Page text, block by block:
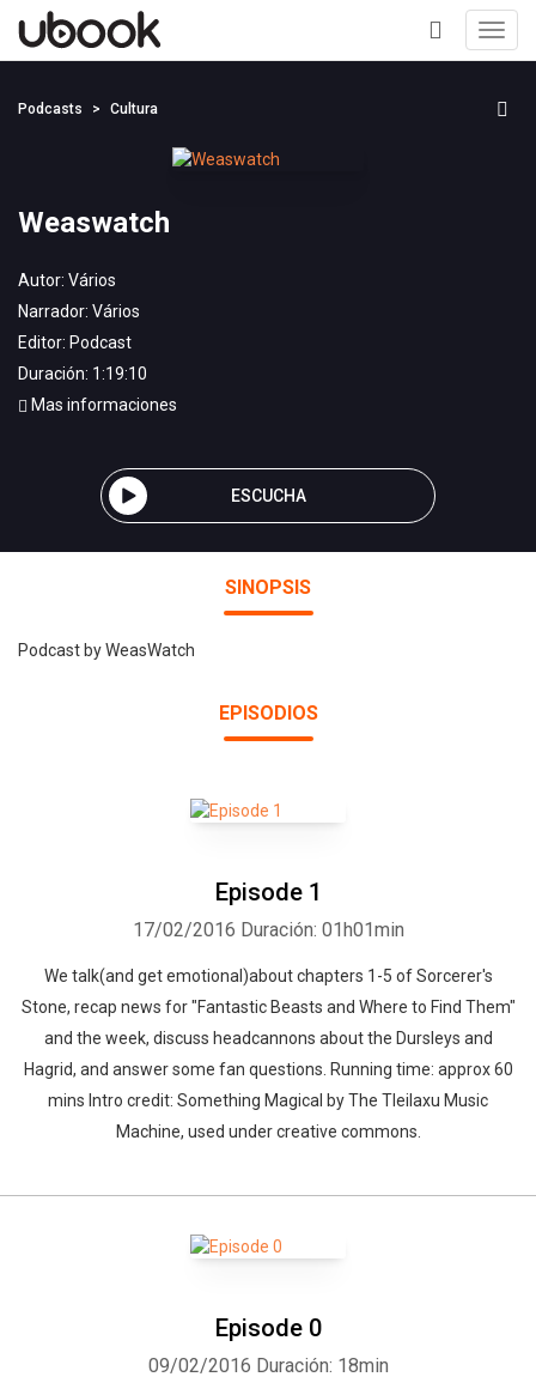
+
Podcasts Cultura
Weaswatch
Autor: Vários
Narrador: Vários
Editor: Podcast
Duración: 1:19:10
Mas informaciones
ESCUCHA
SINOPSIS
Podcast by WeasWatch
EPISODIOS
Episode 1
17/02/2016 Duración: 01h01min
We talk(and get emotional)about chapters 1-5 of Sorcerer's
Stone, recap news for "Fantastic Beasts and Where to Find Them"
and the week, discuss headcannons about the Dursleys and
Hagrid, and answer some fan questions. Running time: approx 60
mins Intro credit: Something Magical by The Tleilaxu Music
Machine, used under creative commons.
Episode 0
09/02/2016 Duración: 18min